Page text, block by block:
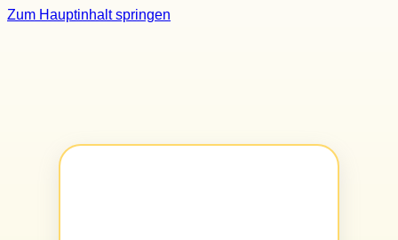
Zum Hauptinhalt springen